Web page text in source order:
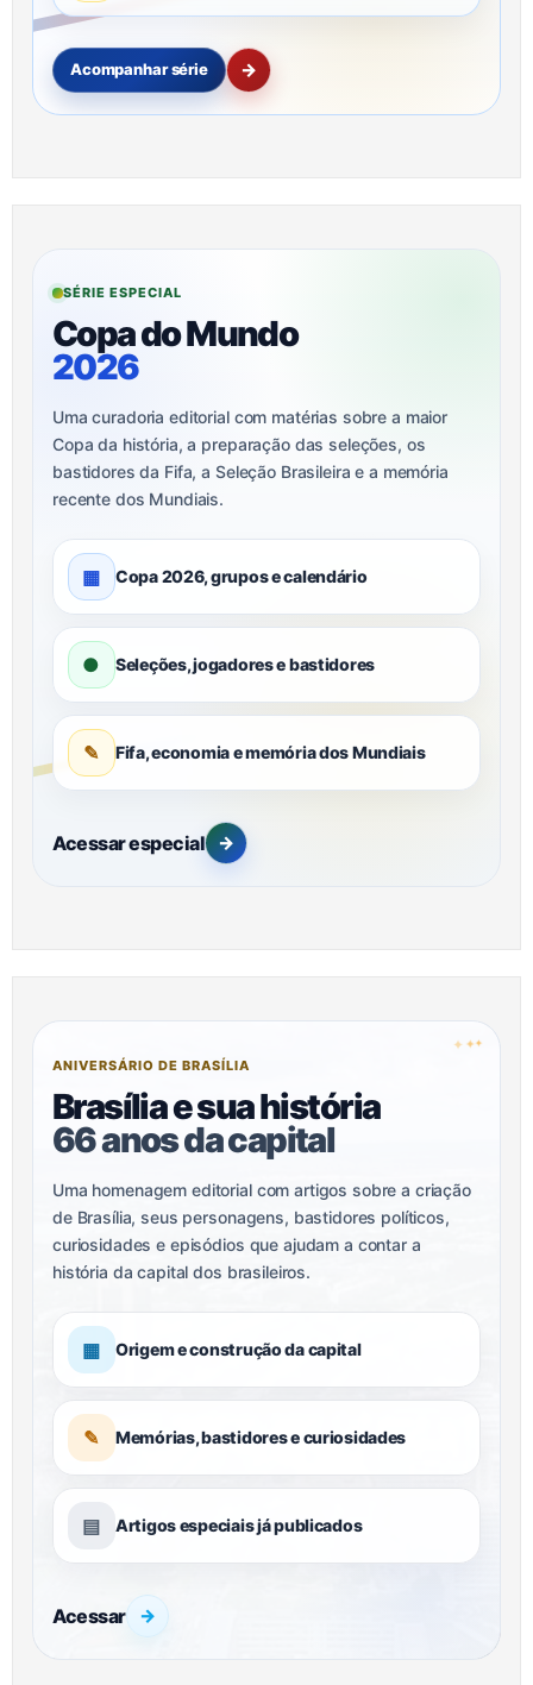
Acompanhar série →
SÉRIE ESPECIAL
Copa do Mundo
2026
Uma curadoria editorial com matérias sobre a maior
Copa da história, a preparação das seleções, os
bastidores da Fifa, a Seleção Brasileira e a memória
recente dos Mundiais.
▦ Copa 2026, grupos e calendário
● Seleções, jogadores e bastidores
✎ Fifa, economia e memória dos Mundiais
Acessar especial →
✦ ✦✦
ANIVERSÁRIO DE BRASÍLIA
Brasília e sua história
66 anos da capital
Uma homenagem editorial com artigos sobre a criação
de Brasília, seus personagens, bastidores políticos,
curiosidades e episódios que ajudam a contar a
história da capital dos brasileiros.
▦ Origem e construção da capital
✎ Memórias, bastidores e curiosidades
▤ Artigos especiais já publicados
Acessar →